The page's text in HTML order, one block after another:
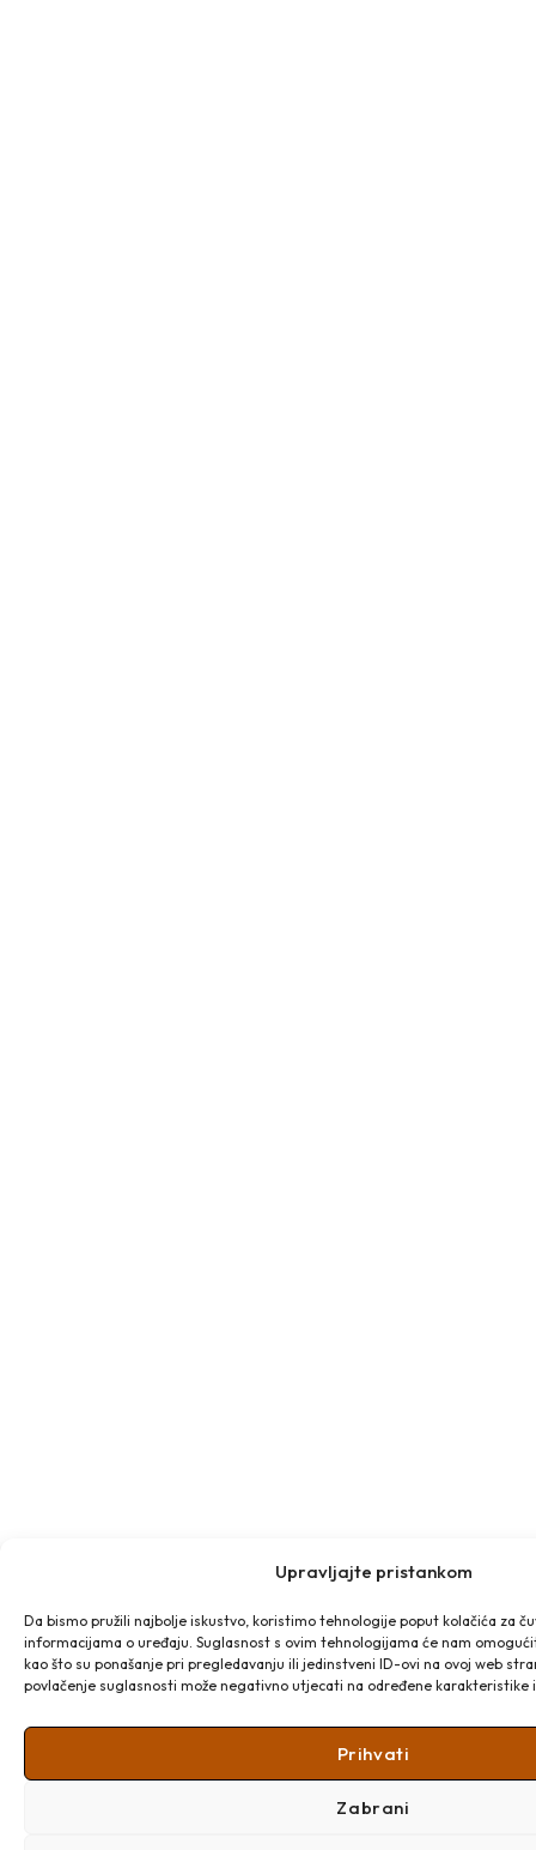
Upravljajte pristankom
Da bismo pružili najbolje iskustvo, koristimo tehnologije poput kolačića za
informacijama o uređaju. Suglasnost s ovim tehnologijama će nam
kao što su ponašanje pri pregledavanju ili jedinstveni ID-ovi na ovoj web
povlačenje suglasnosti može negativno utjecati na određene karakteristike
Prihvati
Zabrani